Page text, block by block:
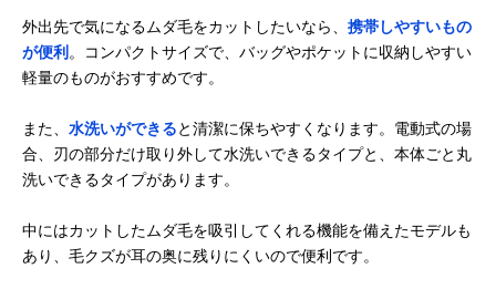
外出先で気になるムダ毛をカットしたいなら、 携帯しやすいもの
が便利 。コンパクトサイズで、バッグやポケットに収納しやすい
軽量のものがおすすめです。
また、 水洗いができると清潔に保ちやすくなります。電動式の場
合、刃の部分だけ取り外して水洗いできるタイプと、本体ごと丸
洗いできるタイプがあります。
中にはカットしたムダ毛を吸引してくれる機能を備えたモデルも
あり、毛クズが耳の奥に残りにくいので便利です。